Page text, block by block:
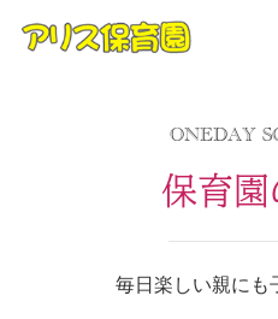
ONEDAY
保育園
毎日楽しい親にも